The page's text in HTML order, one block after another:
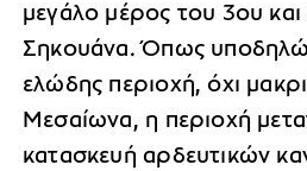
μεγάλο μέρος του 3ου
Σηκουάνα. Όπως
ελώδης περιοχή, όχι
Μεσαίωνα, η περιοχή
κατασκευή αρδευτικών